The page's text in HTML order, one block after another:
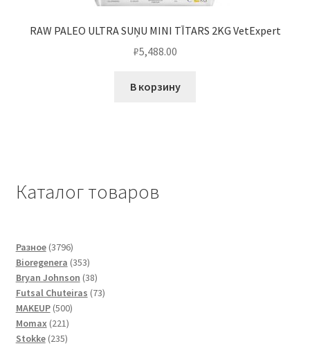
RAW PALEO ULTRA SUŅU MINI TĪTARS 2KG VetExpert
₽5,488.00
В корзину
Каталог товаров
Разное 37963796
товаров
Bioregenera 353353
товара
Bryan Johnson 3838
товаров
Futsal Сhuteiras 7373
MAKEUP 500500
Momax 221221
товар
Stokke 235235